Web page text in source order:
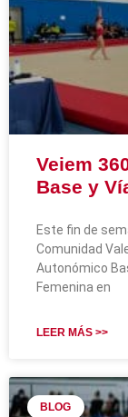
Veiem
Base y
Este fin de
Comunidad
Autonómico
Femenina en
LEER MÁS >>
BLOG